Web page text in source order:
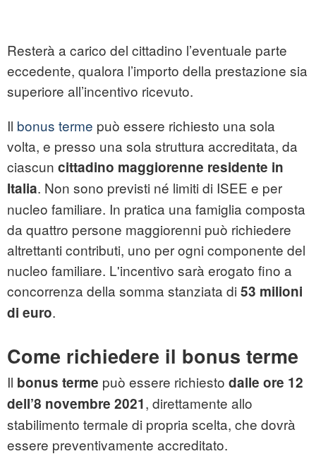
Resterà a carico del cittadino l’eventuale parte
eccedente, qualora l’importo della prestazione sia
superiore all’incentivo ricevuto.
Il bonus terme può essere richiesto una sola
volta, e presso una sola struttura accreditata, da
ciascun cittadino maggiorenne residente in
Italia. Non sono previsti né limiti di ISEE e per
nucleo familiare. In pratica una famiglia composta
da quattro persone maggiorenni può richiedere
altrettanti contributi, uno per ogni componente del
nucleo familiare. L'incentivo sarà erogato fino a
concorrenza della somma stanziata di 53 milioni
di euro.
Come richiedere il bonus terme
Il bonus terme può essere richiesto dalle ore 12
dell’8 novembre 2021, direttamente allo
stabilimento termale di propria scelta, che dovrà
essere preventivamente accreditato.